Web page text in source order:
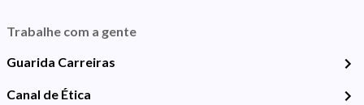
Trabalhe com a gente
Guarida Carreiras
Canal de Ética